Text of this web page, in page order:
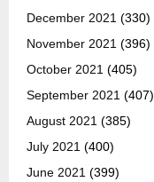
December 2021 (330)
November 2021 (396)
October 2021 (405)
September 2021 (407)
August 2021 (385)
July 2021 (400)
June 2021 (399)